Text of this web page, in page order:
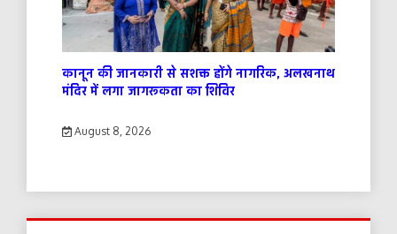
कानून की जानकारी से सशक्त होंगे नागरिक, अलखनाथ
मंदिर में लगा जागरूकता का शिविर
August 8, 2026